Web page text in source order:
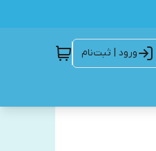
ورود | ثبت‌نام